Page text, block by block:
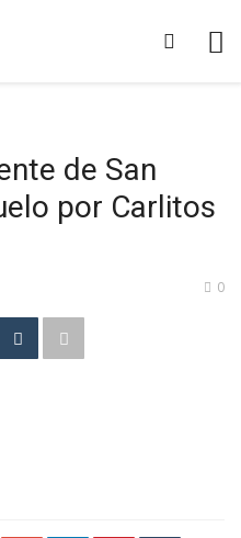
de San
por Carlitos
0